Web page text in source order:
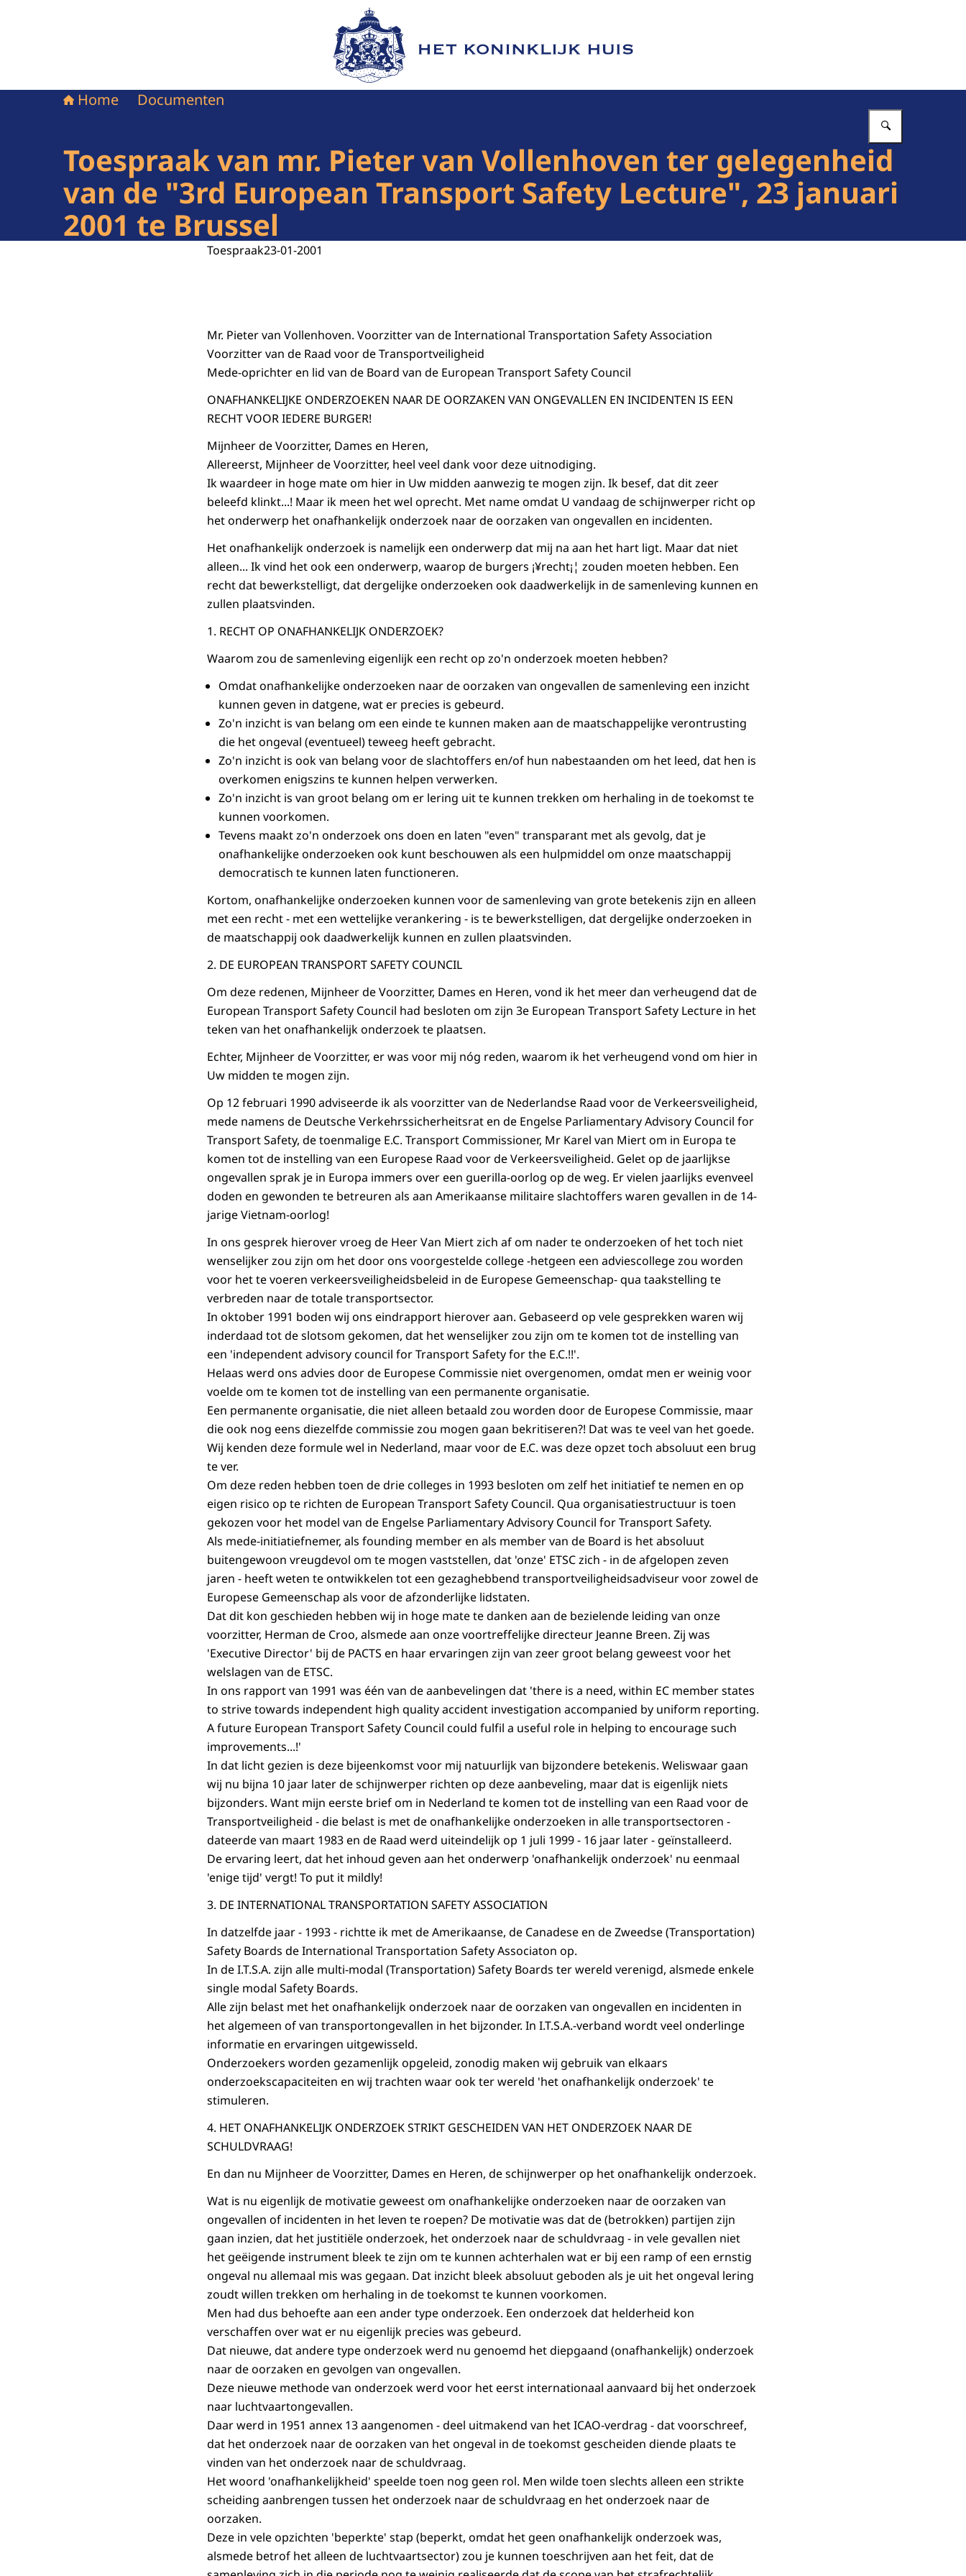
Naar de homepage van Het Koninklijk Huis
Home Documenten
Toespraak van mr. Pieter van Vollenhoven ter gelegenheid
van de "3rd European Transport Safety Lecture", 23 januari
2001 te Brussel
Toespraak23-01-2001
Mr. Pieter van Vollenhoven. Voorzitter van de International Transportation Safety Association
Voorzitter van de Raad voor de Transportveiligheid
Mede-oprichter en lid van de Board van de European Transport Safety Council
ONAFHANKELIJKE ONDERZOEKEN NAAR DE OORZAKEN VAN ONGEVALLEN EN INCIDENTEN IS EEN
RECHT VOOR IEDERE BURGER!
Mijnheer de Voorzitter, Dames en Heren,
Allereerst, Mijnheer de Voorzitter, heel veel dank voor deze uitnodiging.
Ik waardeer in hoge mate om hier in Uw midden aanwezig te mogen zijn. Ik besef, dat dit zeer
beleefd klinkt...! Maar ik meen het wel oprecht. Met name omdat U vandaag de schijnwerper richt op
het onderwerp het onafhankelijk onderzoek naar de oorzaken van ongevallen en incidenten.
Het onafhankelijk onderzoek is namelijk een onderwerp dat mij na aan het hart ligt. Maar dat niet
alleen... Ik vind het ook een onderwerp, waarop de burgers ¡¥recht¡¦ zouden moeten hebben. Een
recht dat bewerkstelligt, dat dergelijke onderzoeken ook daadwerkelijk in de samenleving kunnen en
zullen plaatsvinden.
1. RECHT OP ONAFHANKELIJK ONDERZOEK?
Waarom zou de samenleving eigenlijk een recht op zo'n onderzoek moeten hebben?
Omdat onafhankelijke onderzoeken naar de oorzaken van ongevallen de samenleving een inzicht
kunnen geven in datgene, wat er precies is gebeurd.
Zo'n inzicht is van belang om een einde te kunnen maken aan de maatschappelijke verontrusting
die het ongeval (eventueel) teweeg heeft gebracht.
Zo'n inzicht is ook van belang voor de slachtoffers en/of hun nabestaanden om het leed, dat hen is
overkomen enigszins te kunnen helpen verwerken.
Zo'n inzicht is van groot belang om er lering uit te kunnen trekken om herhaling in de toekomst te
kunnen voorkomen.
Tevens maakt zo'n onderzoek ons doen en laten "even" transparant met als gevolg, dat je
onafhankelijke onderzoeken ook kunt beschouwen als een hulpmiddel om onze maatschappij
democratisch te kunnen laten functioneren.
Kortom, onafhankelijke onderzoeken kunnen voor de samenleving van grote betekenis zijn en alleen
met een recht - met een wettelijke verankering - is te bewerkstelligen, dat dergelijke onderzoeken in
de maatschappij ook daadwerkelijk kunnen en zullen plaatsvinden.
2. DE EUROPEAN TRANSPORT SAFETY COUNCIL
Om deze redenen, Mijnheer de Voorzitter, Dames en Heren, vond ik het meer dan verheugend dat de
European Transport Safety Council had besloten om zijn 3e European Transport Safety Lecture in het
teken van het onafhankelijk onderzoek te plaatsen.
Echter, Mijnheer de Voorzitter, er was voor mij nóg reden, waarom ik het verheugend vond om hier in
Uw midden te mogen zijn.
Op 12 februari 1990 adviseerde ik als voorzitter van de Nederlandse Raad voor de Verkeersveiligheid,
mede namens de Deutsche Verkehrssicherheitsrat en de Engelse Parliamentary Advisory Council for
Transport Safety, de toenmalige E.C. Transport Commissioner, Mr Karel van Miert om in Europa te
komen tot de instelling van een Europese Raad voor de Verkeersveiligheid. Gelet op de jaarlijkse
ongevallen sprak je in Europa immers over een guerilla-oorlog op de weg. Er vielen jaarlijks evenveel
doden en gewonden te betreuren als aan Amerikaanse militaire slachtoffers waren gevallen in de 14-
jarige Vietnam-oorlog!
In ons gesprek hierover vroeg de Heer Van Miert zich af om nader te onderzoeken of het toch niet
wenselijker zou zijn om het door ons voorgestelde college -hetgeen een adviescollege zou worden
voor het te voeren verkeersveiligheidsbeleid in de Europese Gemeenschap- qua taakstelling te
verbreden naar de totale transportsector.
In oktober 1991 boden wij ons eindrapport hierover aan. Gebaseerd op vele gesprekken waren wij
inderdaad tot de slotsom gekomen, dat het wenselijker zou zijn om te komen tot de instelling van
een 'independent advisory council for Transport Safety for the E.C.!!'.
Helaas werd ons advies door de Europese Commissie niet overgenomen, omdat men er weinig voor
voelde om te komen tot de instelling van een permanente organisatie.
Een permanente organisatie, die niet alleen betaald zou worden door de Europese Commissie, maar
die ook nog eens diezelfde commissie zou mogen gaan bekritiseren?! Dat was te veel van het goede.
Wij kenden deze formule wel in Nederland, maar voor de E.C. was deze opzet toch absoluut een brug
te ver.
Om deze reden hebben toen de drie colleges in 1993 besloten om zelf het initiatief te nemen en op
eigen risico op te richten de European Transport Safety Council. Qua organisatiestructuur is toen
gekozen voor het model van de Engelse Parliamentary Advisory Council for Transport Safety.
Als mede-initiatiefnemer, als founding member en als member van de Board is het absoluut
buitengewoon vreugdevol om te mogen vaststellen, dat 'onze' ETSC zich - in de afgelopen zeven
jaren - heeft weten te ontwikkelen tot een gezaghebbend transportveiligheidsadviseur voor zowel de
Europese Gemeenschap als voor de afzonderlijke lidstaten.
Dat dit kon geschieden hebben wij in hoge mate te danken aan de bezielende leiding van onze
voorzitter, Herman de Croo, alsmede aan onze voortreffelijke directeur Jeanne Breen. Zij was
'Executive Director' bij de PACTS en haar ervaringen zijn van zeer groot belang geweest voor het
welslagen van de ETSC.
In ons rapport van 1991 was één van de aanbevelingen dat 'there is a need, within EC member states
to strive towards independent high quality accident investigation accompanied by uniform reporting.
A future European Transport Safety Council could fulfil a useful role in helping to encourage such
improvements...!'
In dat licht gezien is deze bijeenkomst voor mij natuurlijk van bijzondere betekenis. Weliswaar gaan
wij nu bijna 10 jaar later de schijnwerper richten op deze aanbeveling, maar dat is eigenlijk niets
bijzonders. Want mijn eerste brief om in Nederland te komen tot de instelling van een Raad voor de
Transportveiligheid - die belast is met de onafhankelijke onderzoeken in alle transportsectoren -
dateerde van maart 1983 en de Raad werd uiteindelijk op 1 juli 1999 - 16 jaar later - geïnstalleerd.
De ervaring leert, dat het inhoud geven aan het onderwerp 'onafhankelijk onderzoek' nu eenmaal
'enige tijd' vergt! To put it mildly!
3. DE INTERNATIONAL TRANSPORTATION SAFETY ASSOCIATION
In datzelfde jaar - 1993 - richtte ik met de Amerikaanse, de Canadese en de Zweedse (Transportation)
Safety Boards de International Transportation Safety Associaton op.
In de I.T.S.A. zijn alle multi-modal (Transportation) Safety Boards ter wereld verenigd, alsmede enkele
single modal Safety Boards.
Alle zijn belast met het onafhankelijk onderzoek naar de oorzaken van ongevallen en incidenten in
het algemeen of van transportongevallen in het bijzonder. In I.T.S.A.-verband wordt veel onderlinge
informatie en ervaringen uitgewisseld.
Onderzoekers worden gezamenlijk opgeleid, zonodig maken wij gebruik van elkaars
onderzoekscapaciteiten en wij trachten waar ook ter wereld 'het onafhankelijk onderzoek' te
stimuleren.
4. HET ONAFHANKELIJK ONDERZOEK STRIKT GESCHEIDEN VAN HET ONDERZOEK NAAR DE
SCHULDVRAAG!
En dan nu Mijnheer de Voorzitter, Dames en Heren, de schijnwerper op het onafhankelijk onderzoek.
Wat is nu eigenlijk de motivatie geweest om onafhankelijke onderzoeken naar de oorzaken van
ongevallen of incidenten in het leven te roepen? De motivatie was dat de (betrokken) partijen zijn
gaan inzien, dat het justitiële onderzoek, het onderzoek naar de schuldvraag - in vele gevallen niet
het geëigende instrument bleek te zijn om te kunnen achterhalen wat er bij een ramp of een ernstig
ongeval nu allemaal mis was gegaan. Dat inzicht bleek absoluut geboden als je uit het ongeval lering
zoudt willen trekken om herhaling in de toekomst te kunnen voorkomen.
Men had dus behoefte aan een ander type onderzoek. Een onderzoek dat helderheid kon
verschaffen over wat er nu eigenlijk precies was gebeurd.
Dat nieuwe, dat andere type onderzoek werd nu genoemd het diepgaand (onafhankelijk) onderzoek
naar de oorzaken en gevolgen van ongevallen.
Deze nieuwe methode van onderzoek werd voor het eerst internationaal aanvaard bij het onderzoek
naar luchtvaartongevallen.
Daar werd in 1951 annex 13 aangenomen - deel uitmakend van het ICAO-verdrag - dat voorschreef,
dat het onderzoek naar de oorzaken van het ongeval in de toekomst gescheiden diende plaats te
vinden van het onderzoek naar de schuldvraag.
Het woord 'onafhankelijkheid' speelde toen nog geen rol. Men wilde toen slechts alleen een strikte
scheiding aanbrengen tussen het onderzoek naar de schuldvraag en het onderzoek naar de
oorzaken.
Deze in vele opzichten 'beperkte' stap (beperkt, omdat het geen onafhankelijk onderzoek was,
alsmede betrof het alleen de luchtvaartsector) zou je kunnen toeschrijven aan het feit, dat de